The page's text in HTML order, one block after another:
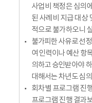
사업비 책정은 심의
된 사례비 지급 대상
적으로 불가하오니
불가피한 사유로 선
여 인력이나 예산 항
의하고 승인받아야
대해서는 차년도 심
회차별 프로그램 진
프로그램 진행 결과